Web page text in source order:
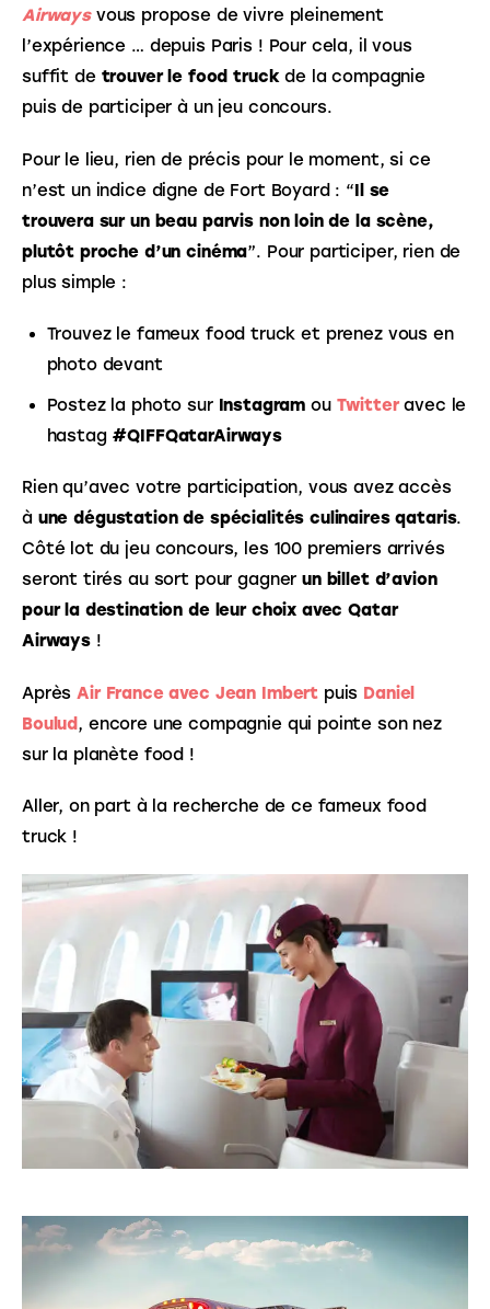
Airways vous propose de vivre pleinement
l’expérience … depuis Paris ! Pour cela, il vous
suffit de trouver le food truck de la compagnie
puis de participer à un jeu concours.
Pour le lieu, rien de précis pour le moment, si ce
n’est un indice digne de Fort Boyard : “Il se
trouvera sur un beau parvis non loin de la scène,
plutôt proche d’un cinéma”. Pour participer, rien de
plus simple :
Trouvez le fameux food truck et prenez vous en
photo devant
Postez la photo sur Instagram ou Twitter avec le
hastag #QIFFQatarAirways
Rien qu’avec votre participation, vous avez accès
à une dégustation de spécialités culinaires qataris.
Côté lot du jeu concours, les 100 premiers arrivés
seront tirés au sort pour gagner un billet d’avion
pour la destination de leur choix avec Qatar
Airways !
Après Air France avec Jean Imbert puis Daniel
Boulud , encore une compagnie qui pointe son nez
sur la planète food !
Aller, on part à la recherche de ce fameux food
truck !